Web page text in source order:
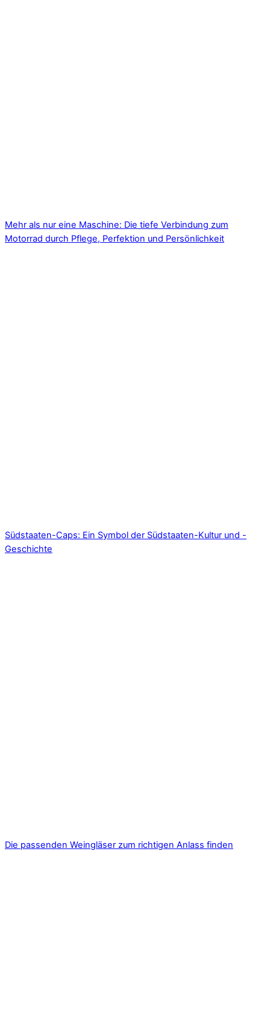
Mehr als nur eine Maschine: Die tiefe Verbindung zum
Motorrad durch Pflege, Perfektion und Persönlichkeit
Südstaaten-Caps: Ein Symbol der Südstaaten-Kultur und -
Geschichte
Die passenden Weingläser zum richtigen Anlass finden